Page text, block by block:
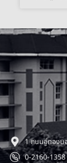
1 ถนนอู่ทองน
0-2160-1358